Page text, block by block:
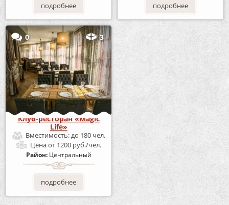
подробнее подробнее
0 3
Клуб-ресторан «Magic
Life»
Вместимость:до 180 чел.
Ценаот 1200 руб./чел.
Район: Центральный
подробнее